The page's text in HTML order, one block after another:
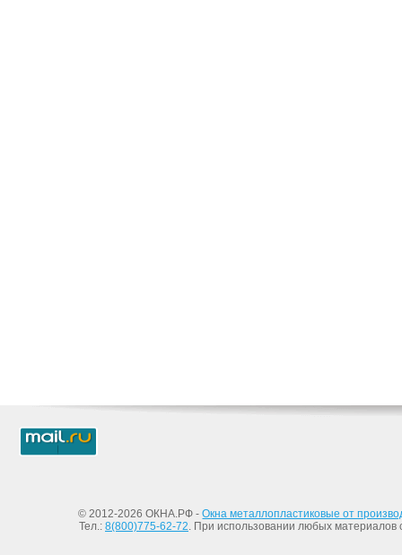
© 2012-2026 ОКНА.РФ -Окна металлопластиковые от
Тел.: 8(800)775-62-72. При использовании любых материалов